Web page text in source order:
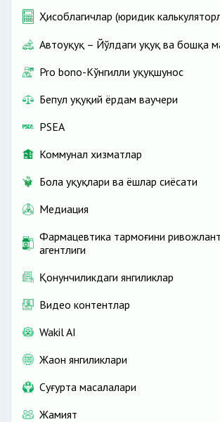
Ҳисоблагичлар (юридик
Автоҳуқуқ – Йўлдаги ҳуқуқ ва бошқа
Pro bono-Кўнгилли ҳуқуқшунос
Бепул ҳуқуқий ёрдам ваучери
PSEA
Коммунал хизматлар
Бола ҳуқуқлари ва ёшлар сиёсати
Медиация
Фармацевтика тармоғини
агентлиги
Қонунчиликдаги янгиликлар
Видео контентлар
Wakil AI
Жаҳон янгиликлари
Cуғурта масалалари
Жамият